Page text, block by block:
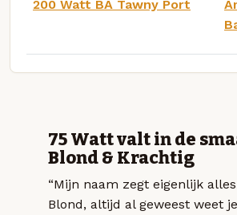
200 Watt BA Tawny Port
75 Watt valt in de
Blond & Krachtig
“Mijn naam zegt eigenlijk
Blond, altijd al geweest weet